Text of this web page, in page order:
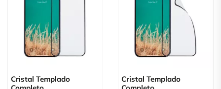
Cristal Templado
Cristal Templado